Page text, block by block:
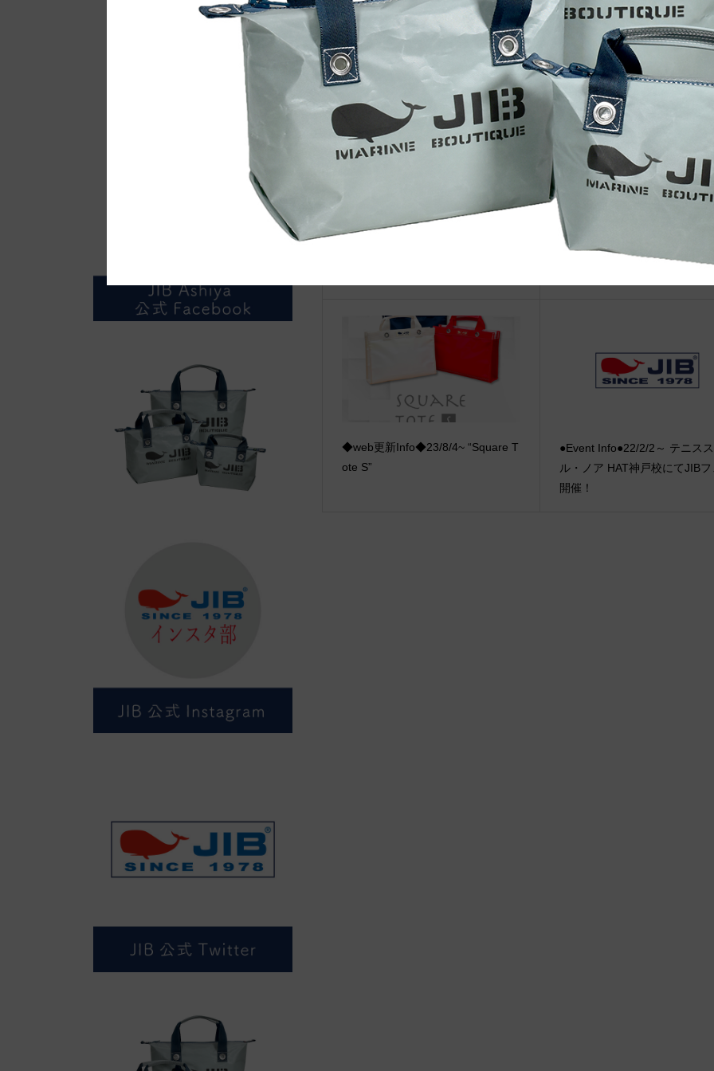
自治体アワード Bronze受賞
☆JIB Group Info☆20/9/28~【
要】JIB本店・船坂店限定カラ
ーダーサービス休止...
◆web更新Info◆20/12/2~ 新着商品
◆web更新Info◆ JIBの父の日
ト シーン別セレクト！
◆web更新Info◆23/8/4~ “Square T
ote S”
●Event Info●22/2/2～ テニス
ル・ノア HAT神戸校にてJIBフ
開催！